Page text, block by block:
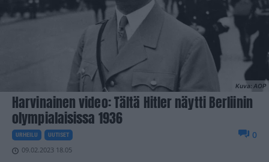
Kuva: AOP
Harvinainen video: Tältä Hitler näytti Berliinin
olympialaisissa 1936
URHEILU UUTISET
09.02.2023 18.05
0